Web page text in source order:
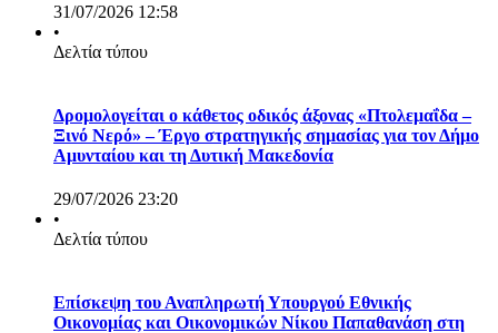
31/07/2026 12:58
•
Δελτία τύπου
Δρομολογείται ο κάθετος οδικός άξονας «Πτολεμαΐδα –
Ξινό Νερό» – Έργο στρατηγικής σημασίας για τον Δήμο
Αμυνταίου και τη Δυτική Μακεδονία
29/07/2026 23:20
•
Δελτία τύπου
Επίσκεψη του Αναπληρωτή Υπουργού Εθνικής
Οικονομίας και Οικονομικών Νίκου Παπαθανάση στη